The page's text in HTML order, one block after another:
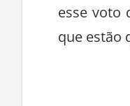
esse voto
que estão